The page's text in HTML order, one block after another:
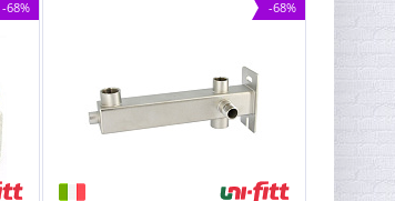
-68% -68%